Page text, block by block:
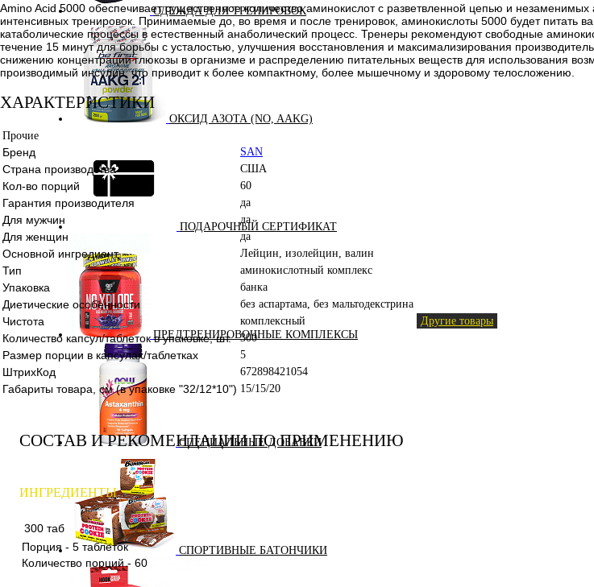
ОДЕЖДА ДЛЯ ТРЕНИРОВОК
ОКСИД АЗОТА (NO, AAKG)
ПОДАРОЧНЫЙ СЕРТИФИКАТ
ПРЕДТРЕНИРОВОЧНЫЕ КОМПЛЕКСЫ
СПЕЦИАЛЬНЫЕ ДОБАВКИ
СПОРТИВНЫЕ БАТОНЧИКИ
Amino Acid 5000 обеспечивает существенное количество аминокислот с разветвленной цепью и
интенсивных тренировок. Принимаемые до, во время и после тренировок, аминокислоты 5000 будет питать
катаболические процессы в естественный анаболический процесс. Тренеры рекомендуют свободные
течение 15 минут для борьбы с усталостью, улучшения восстановления и максимализирования
снижению концентрации глюкозы в организме и распределению питательных веществ для использования
производимый инсулин, что приводит к более компактному, более мышечному и здоровому телосложению.
ХАРАКТЕРИСТИКИ
Прочие
Бренд SAN
Страна производства США
Кол-во порций 60
Гарантия производителя да
Для мужчин да
Для женщин да
Основной ингредиент Лейцин, изолейцин, валин
Тип аминокислотный комплекс
Упаковка банка
Диетические особенности без аспартама, без мальтодекстрина
Чистота комплексный Другие товары
Количество капсул/таблеток в упаковке, шт. 300
Размер порции в капсулах/таблетках 5
ШтрихКод 672898421054
Габариты товара, см (в упаковке "32/12*10") 15/15/20
СОСТАВ И РЕКОМЕНДАЦИИ ПО ПРИМЕНЕНИЮ
ИНГРЕДИЕНТЫ
300 таб
Порция - 5 таблеток
Количество порций - 60